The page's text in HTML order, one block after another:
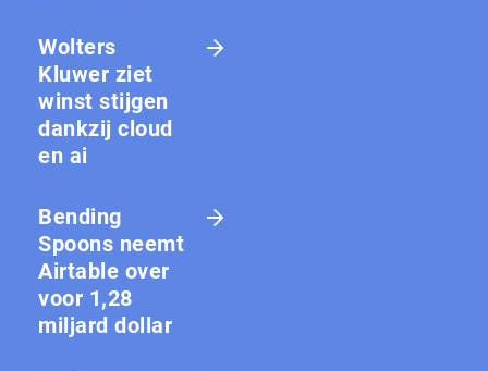
Wolters
Kluwer ziet
winst stijgen
dankzij cloud
en ai
Bending
Spoons neemt
Airtable over
voor 1,28
miljard dollar